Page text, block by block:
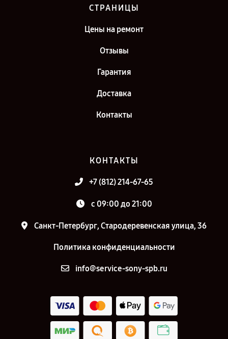
СТРАНИЦЫ
Цены на ремонт
Отзывы
Гарантия
Доставка
Контакты
КОНТАКТЫ
+7 (812) 214-67-65
c 09:00 до 21:00
Санкт-Петербург, Стародеревенская улица, 36
Политика конфиденциальности
info@service-sony-spb.ru